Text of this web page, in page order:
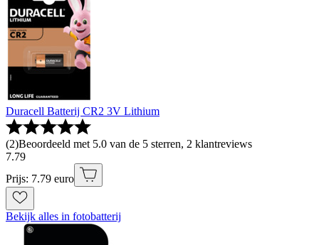
Duracell Batterij CR2 3V Lithium
(2)Beoordeeld met 5.0 van de 5 sterren, 2 klantreviews
7.79
Prijs: 7.79 euro
Bekijk alles in fotobatterij